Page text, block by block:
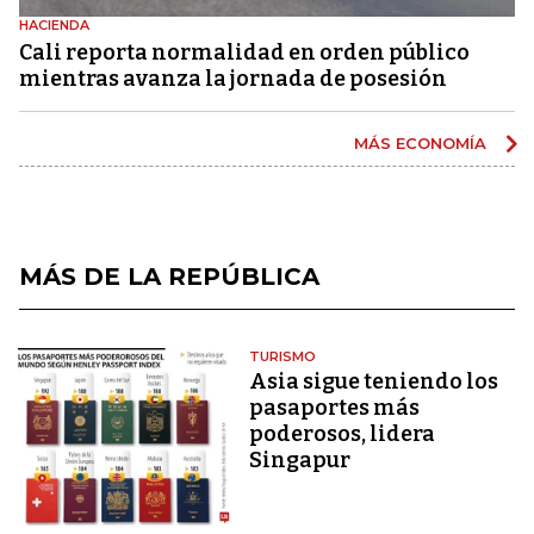
HACIENDA
Cali reporta normalidad en orden público
mientras avanza la jornada de posesión
MÁS ECONOMÍA
MÁS DE LA REPÚBLICA
TURISMO
Asia sigue teniendo los
pasaportes más
poderosos, lidera
Singapur